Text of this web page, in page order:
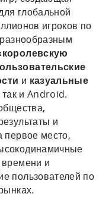
глобальной
игроков по
и казуальные
и Android.
и
первое место,
и
пользователей по